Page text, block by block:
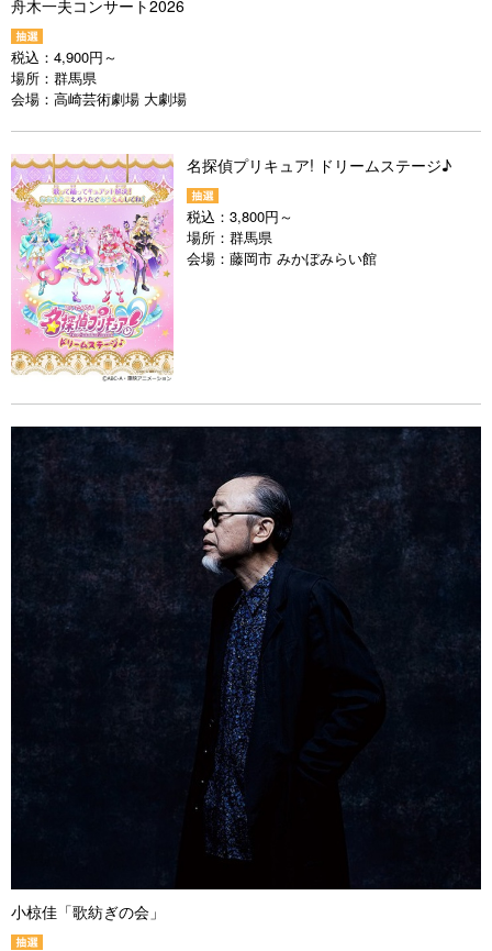
舟木一夫コンサート2026
税込： 4,900円～
場所： 群馬県
会場： 高崎芸術劇場 大劇場
名探偵プリキュア! ドリームステージ♪
税込： 3,800円～
場所： 群馬県
会場： 藤岡市 みかぼみらい館
小椋佳「歌紡ぎの会」